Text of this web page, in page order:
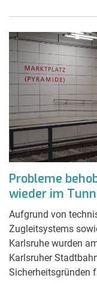
Probleme
wieder im
Aufgrund von
Zugleitsystems
Karlsruhe wurden
Karlsruher
Sicherheitsgründen